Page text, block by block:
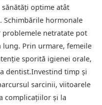
optime atât
Schimbările hormonale
netratate pot
lung. Prin urmare, femeile
sporită igienei orale,
dentist.Investind timp și
sarcinii, viitoarele
complicațiilor și la